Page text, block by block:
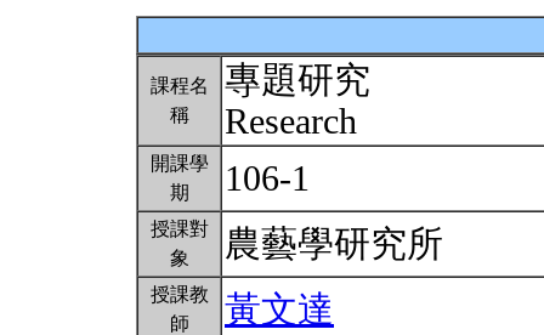
課程名
稱
專題研究
Research
開課學
期
106-1
授課對
象
農藝學研究所
授課教
師
黃文達